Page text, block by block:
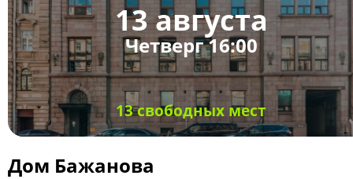
13 августа
Четверг 16:00
13 свободных мест
Дом Бажанова